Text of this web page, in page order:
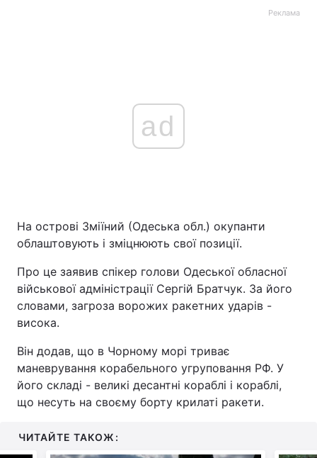
Реклама
ad
На острові Зміїний (Одеська обл.) окупанти
облаштовують і зміцнюють свої позиції.
Про це заявив спікер голови Одеської обласної
військової адміністрації Сергій Братчук. За його
словами, загроза ворожих ракетних ударів -
висока.
Він додав, що в Чорному морі триває
маневрування корабельного угруповання РФ. У
його складі - великі десантні кораблі і кораблі,
що несуть на своєму борту крилаті ракети.
ЧИТАЙТЕ ТАКОЖ: